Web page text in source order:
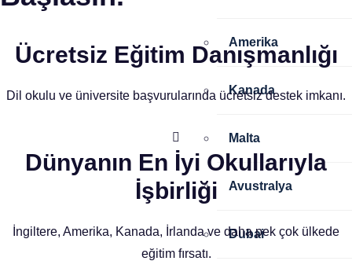
Amerika
Kanada
Malta
Avustralya
Dubai
Ücretsiz Eğitim Danışmanlığı
Dil okulu ve üniversite başvurularında ücretsiz destek imkanı.
Dünyanın En İyi Okullarıyla
İşbirliği
İngiltere, Amerika, Kanada, İrlanda ve daha pek çok ülkede
eğitim fırsatı.